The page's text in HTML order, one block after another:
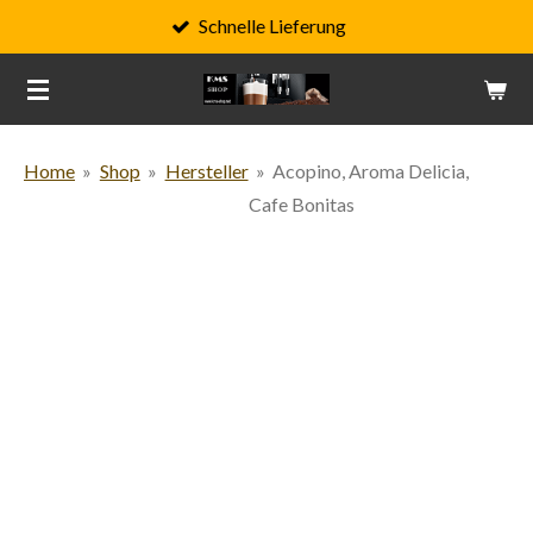
Hauptinhalt
springen
Schnelle Lieferung
Home » Shop » Hersteller » Acopino, Aroma Delicia,
Cafe Bonitas